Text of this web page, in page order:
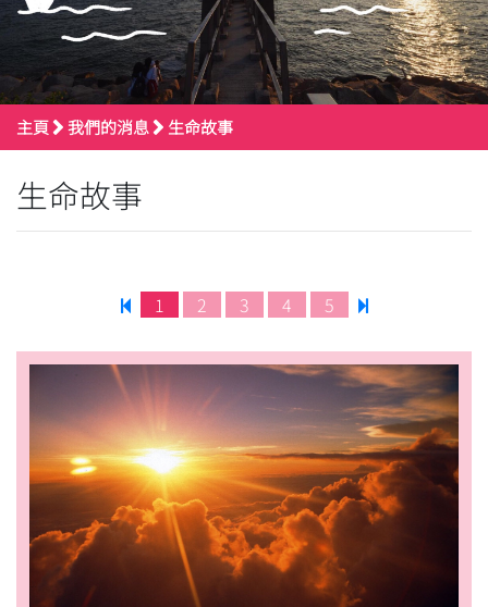
主頁 我們的消息 生命故事
生命故事
1 2 3 4 5